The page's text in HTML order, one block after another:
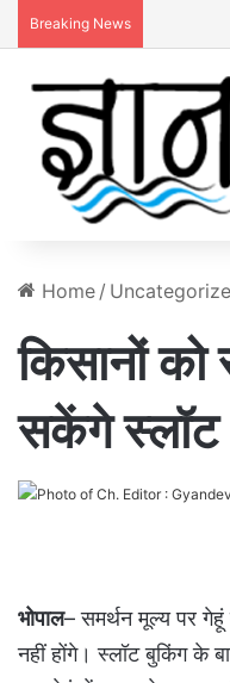
Breaking News
Home /
किसानों
सकेंगे स्लॉट
भोपाल– समर्थन मूल्य पर
नहीं होंगे। स्लॉट बुकिंग के